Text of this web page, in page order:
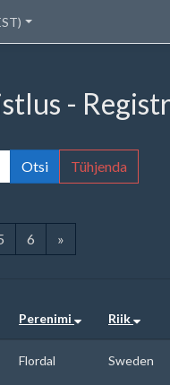
-
Otsi Tühjenda
6 »
Perenimi
Riik
Flordal Sweden